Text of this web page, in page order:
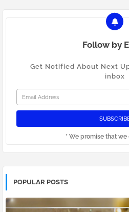
Follow by
Get Notified About Next
inbox
* We promise that
POPULAR POSTS